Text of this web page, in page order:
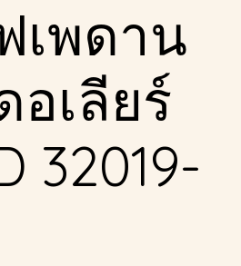
เพดาน
อเลียร์
32019-